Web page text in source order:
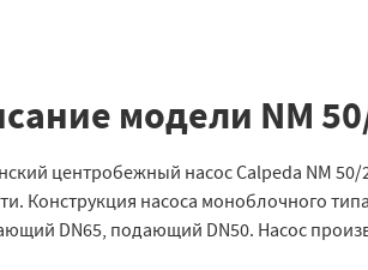
модели NM
центробежный насос Calpeda NM 50/
Конструкция насоса моноблочного
DN65, подающий DN50. Насос